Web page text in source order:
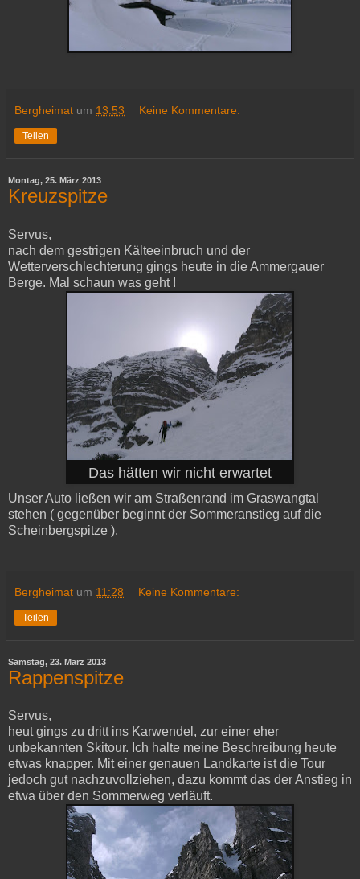
Bergheimat um 13:53 Keine Kommentare:
Teilen
Montag, 25. März 2013
Kreuzspitze
Servus,
nach dem gestrigen Kälteeinbruch und der
Wetterverschlechterung gings heute in die Ammergauer
Berge. Mal schaun was geht !
Das hätten wir nicht erwartet
Unser Auto ließen wir am Straßenrand im Graswangtal
stehen ( gegenüber beginnt der Sommeranstieg auf die
Scheinbergspitze ).
Bergheimat um 11:28 Keine Kommentare:
Teilen
Samstag, 23. März 2013
Rappenspitze
Servus,
heut gings zu dritt ins Karwendel, zur einer eher
unbekannten Skitour. Ich halte meine Beschreibung heute
etwas knapper. Mit einer genauen Landkarte ist die Tour
jedoch gut nachzuvollziehen, dazu kommt das der Anstieg in
etwa über den Sommerweg verläuft.